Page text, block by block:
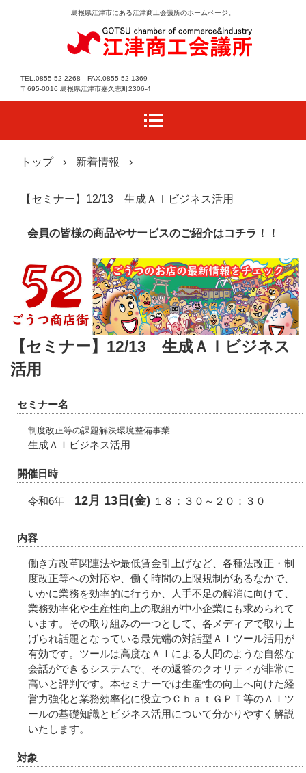
島根県江津市にある江津商工会議所のホームページ。
TEL.0855-52-2268 FAX.0855-52-1369
〒695-0016 島根県江津市嘉久志町2306-4
トップ › 新着情報 ›
【セミナー】12/13 生成ＡＩビジネス活用
会員の皆様の商品やサービスのご紹介はコチラ！！
【セミナー】12/13 生成ＡＩビジネス
活用
セミナー名
制度改正等の課題解決環境整備事業
生成ＡＩビジネス活用
開催日時
令和6年 12月 13日(金) １８：３０～２０：３０
内容
働き方改革関連法や最低賃金引上げなど、各種法改正・制
度改正等への対応や、働く時間の上限規制があるなかで、
いかに業務を効率的に行うか、人手不足の解消に向けて、
業務効率化や生産性向上の取組が中小企業にも求められて
います。その取り組みの一つとして、各メディアで取り上
げられ話題となっている最先端の対話型ＡＩツール活用が
有効です。ツールは高度なＡＩによる人間のような自然な
会話ができるシステムで、その返答のクオリティが非常に
高いと評判です。本セミナーでは生産性の向上へ向けた経
営力強化と業務効率化に役立つＣｈａｔＧＰＴ等のＡＩツ
ールの基礎知識とビジネス活用について分かりやすく解説
いたします。
対象